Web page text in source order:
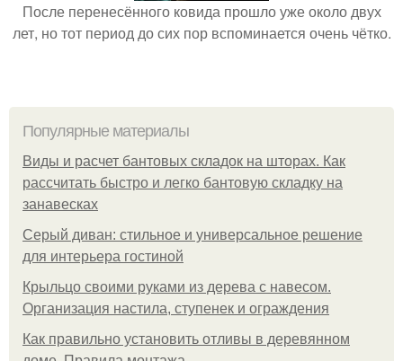
После перенесённого ковида прошло уже около двух
лет, но тот период до сих пор вспоминается очень чётко.
Популярные материалы
Виды и расчет бантовых складок на шторах. Как
рассчитать быстро и легко бантовую складку на
занавесках
Серый диван: стильное и универсальное решение
для интерьера гостиной
Крыльцо своими руками из дерева с навесом.
Организация настила, ступенек и ограждения
Как правильно установить отливы в деревянном